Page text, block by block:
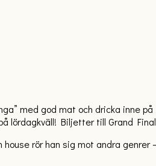
med god mat och dricka inne
lördagkväll! Biljetter till Grand
house rör han sig mot andra genrer